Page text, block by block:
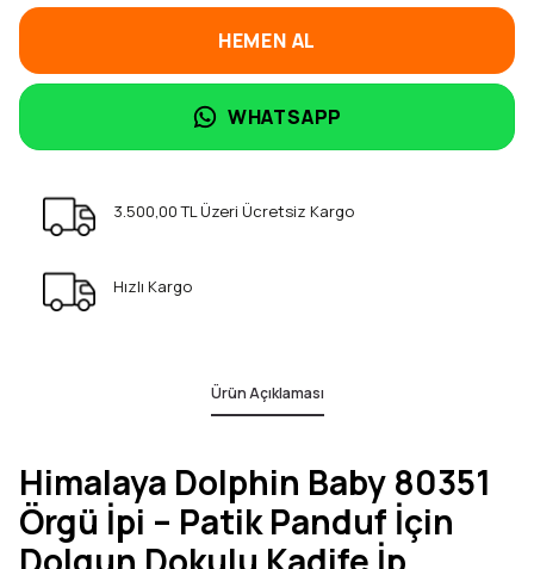
HEMEN AL
WHATSAPP
3.500,00 TL Üzeri Ücretsiz Kargo
Hızlı Kargo
Ürün Açıklaması
Himalaya Dolphin Baby 80351
Örgü İpi – Patik Panduf İçin